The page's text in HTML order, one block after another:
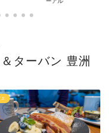
ターバン 豊洲